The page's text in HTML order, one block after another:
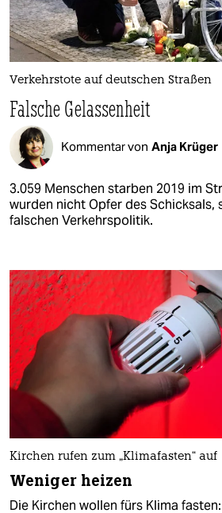
Verkehrstote auf deutschen Straßen
Falsche Gelassenheit
Kommentar von Anja Krüger
3.059 Menschen starben 2019 im
wurden nicht Opfer des Schicksals,
falschen Verkehrspolitik.
Kirchen rufen zum „Klimafasten“ auf
Weniger heizen
Die Kirchen wollen fürs Klima